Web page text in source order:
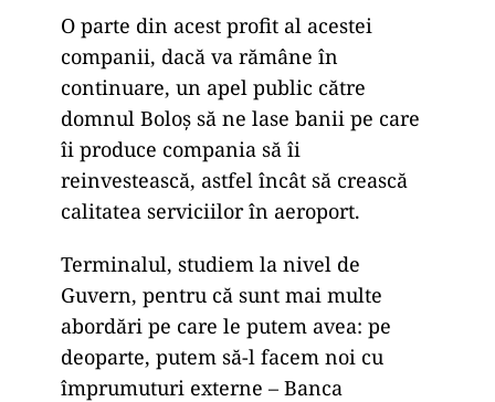
O parte din acest profit al acestei
companii, dacă va rămâne în
continuare, un apel public către
domnul Boloş să ne lase banii pe care
îi produce compania să îi
reinvestească, astfel încât să crească
calitatea serviciilor în aeroport.
Terminalul, studiem la nivel de
Guvern, pentru că sunt mai multe
abordări pe care le putem avea: pe
deoparte, putem să-l facem noi cu
împrumuturi externe – Banca